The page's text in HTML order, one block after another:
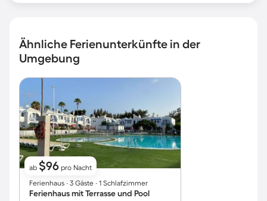
Ähnliche Ferienunterkünfte in der
Umgebung
ab $96 pro Nacht
Ferienhaus ∙ 3 Gäste ∙ 1 Schlafzimmer
Ferienhaus mit Terrasse und Pool